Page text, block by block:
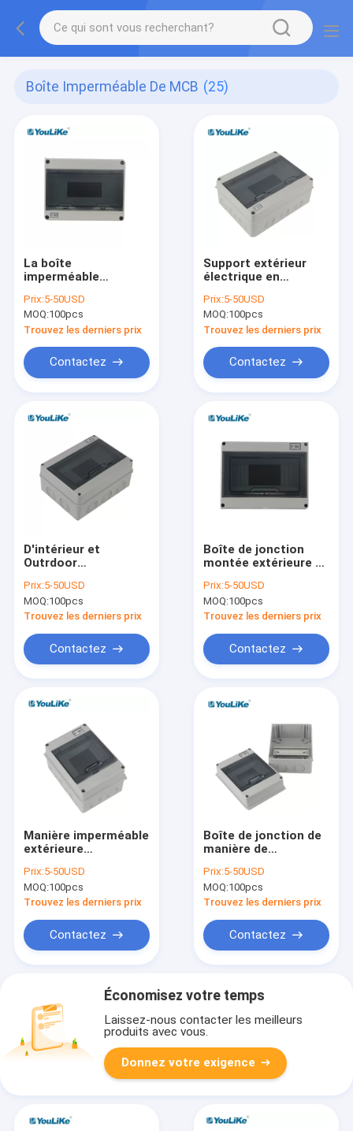
Boîte Imperméable De MCB (25)
La boîte
imperméable
MCB, surface de
boîte de jonction de
12 manières a monté
réglable
Prix:5-50USD
MOQ:100pcs
Trouvez les derniers prix
Contactez
Support extérieur
électrique en
imperméable de mur
de boîte de briseur
avec la manière 12
Prix:5-50USD
MOQ:100pcs
Trouvez les derniers prix
Contactez
D'intérieur et
Outrdoor
plastique de manière
de la boîte 8 de MCB
avec le rail de
Prix:5-50USD
MOQ:100pcs
Trouvez les derniers prix
Contactez
Boîte de jonction
montée extérieure de
IP65, 8 plastique de
boîte de la manière
MCB
Prix:5-50USD
MOQ:100pcs
Trouvez les derniers prix
Contactez
Manière imperméable
extérieure
boîte 5 d'IP65 MCB
antipoussière
Prix:5-50USD
MOQ:100pcs
Trouvez les derniers prix
Contactez
Boîte de jonction de
manière de
ccc, boîte extérieure
d'unité du
consommateur
Prix:5-50USD
MOQ:100pcs
Trouvez les derniers prix
Contactez
Économisez votre temps
Laissez-nous contacter les meilleurs
produits avec vous.
Donnez votre exigence